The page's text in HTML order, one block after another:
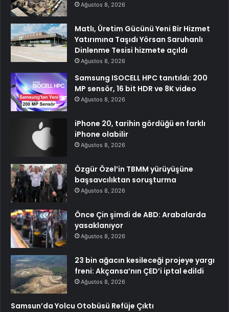
Ağustos 8, 2026
Matlı, Üretim Gücünü Yeni Bir Hizmet
Yatırımına Taşıdı Yörsan Saruhanlı
Dinlenme Tesisi hizmete açıldı
Ağustos 8, 2026
Samsung ISOCELL HPC tanıtıldı: 200
MP sensör, 16 bit HDR ve 8K video
Ağustos 8, 2026
iPhone 20, tarihin gördüğü en farklı
iPhone olabilir
Ağustos 8, 2026
Özgür Özel’in TBMM yürüyüşüne
başsavcılıktan soruşturma
Ağustos 8, 2026
Önce Çin şimdi de ABD: Arabalarda
yasaklanıyor
Ağustos 8, 2026
23 bin ağacın kesileceği projeye yargı
freni: Akçansa’nın ÇED’i iptal edildi
Ağustos 8, 2026
Samsun’da Yolcu Otobüsü Refüje Çıktı